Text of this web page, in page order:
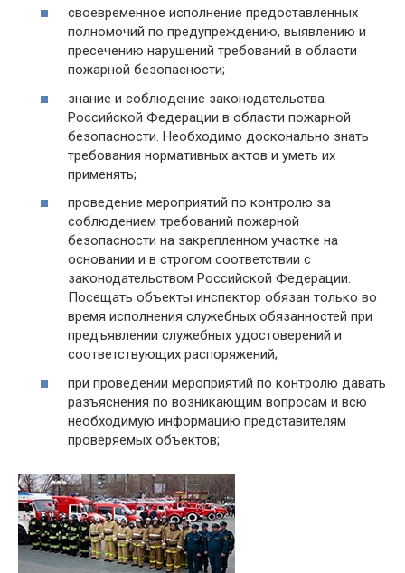
своевременное исполнение предоставленных
полномочий по предупреждению, выявлению и
пресечению нарушений требований в области
пожарной безопасности;
знание и соблюдение законодательства
Российской Федерации в области пожарной
безопасности. Необходимо досконально знать
требования нормативных актов и уметь их
применять;
проведение мероприятий по контролю за
соблюдением требований пожарной
безопасности на закрепленном участке на
основании и в строгом соответствии с
законодательством Российской Федерации.
Посещать объекты инспектор обязан только во
время исполнения служебных обязанностей при
предъявлении служебных удостоверений и
соответствующих распоряжений;
при проведении мероприятий по контролю давать
разъяснения по возникающим вопросам и всю
необходимую информацию представителям
проверяемых объектов;